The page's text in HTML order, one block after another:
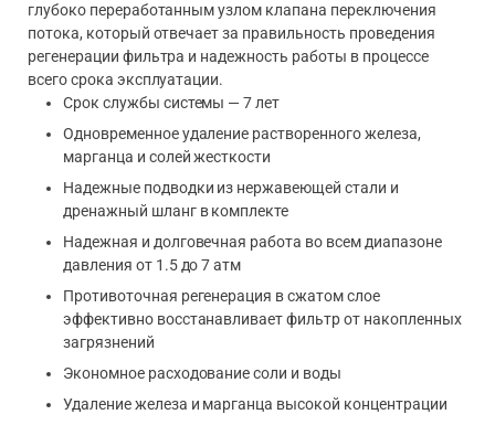
глубоко переработанным узлом клапана переключения
потока, который отвечает за правильность проведения
регенерации фильтра и надежность работы в процессе
всего срока эксплуатации.
Срок службы системы — 7 лет
Одновременное удаление растворенного железа,
марганца и солей жесткости
Надежные подводки из нержавеющей стали и
дренажный шланг в комплекте
Надежная и долговечная работа во всем диапазоне
давления от 1.5 до 7 атм
Противоточная регенерация в сжатом слое
эффективно восстанавливает фильтр от накопленных
загрязнений
Экономное расходование соли и воды
Удаление железа и марганца высокой концентрации